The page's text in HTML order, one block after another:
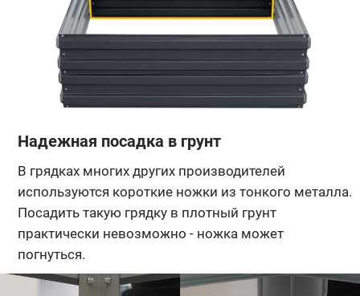
Надежная посадка в грунт
В грядках многих других производителей
используются короткие ножки из тонкого металла.
Посадить такую грядку в плотный грунт
практически невозможно - ножка может
погнуться.